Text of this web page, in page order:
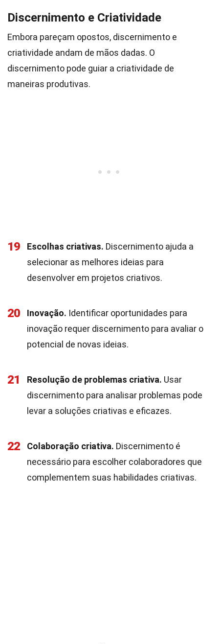
Discernimento e Criatividade
Embora pareçam opostos, discernimento e
criatividade andam de mãos dadas. O
discernimento pode guiar a criatividade de
maneiras produtivas.
19 Escolhas criativas. Discernimento ajuda a
selecionar as melhores ideias para
desenvolver em projetos criativos.
20 Inovação. Identificar oportunidades para
inovação requer discernimento para avaliar o
potencial de novas ideias.
21 Resolução de problemas criativa. Usar
discernimento para analisar problemas pode
levar a soluções criativas e eficazes.
22 Colaboração criativa. Discernimento é
necessário para escolher colaboradores que
complementem suas habilidades criativas.